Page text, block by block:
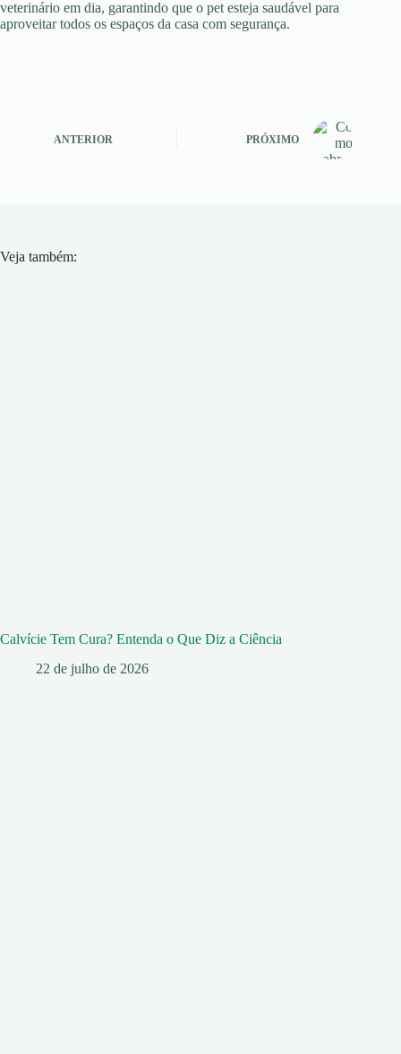
veterinário em dia, garantindo que o pet esteja saudável para
aproveitar todos os espaços da casa com segurança.
ANTERIOR PRÓXIMO
Veja também:
Calvície Tem Cura? Entenda o Que Diz a Ciência
22 de julho de 2026